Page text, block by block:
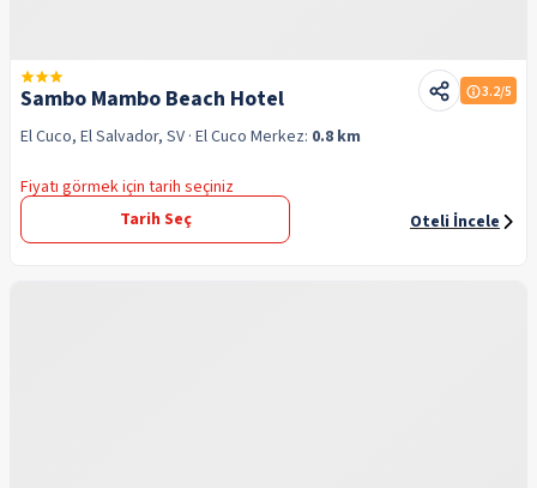
Sambo Mambo Beach Hotel 3.2/5
El Cuco, El Salvador, SV · El Cuco Merkez: 0.8 km
Fiyatı görmek için tarih seçiniz
Tarih Seç
Oteli İncele